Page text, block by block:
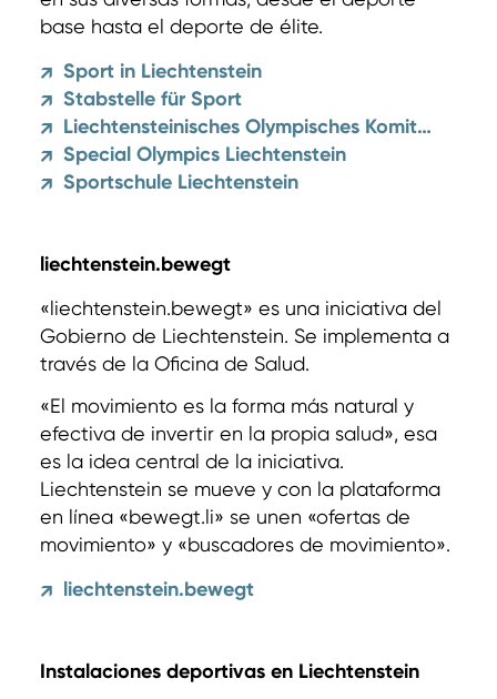
base hasta el deporte de élite.
↗ Sport in Liechtenstein
↗ Stabstelle für Sport
↗ Liechtensteinisches Olympisches Komitee
↗ Special Olympics Liechtenstein
↗ Sportschule Liechtenstein
liechtenstein.bewegt
«liechtenstein.bewegt» es una iniciativa del
Gobierno de Liechtenstein. Se implementa a
través de la Oficina de Salud.
«El movimiento es la forma más natural y
efectiva de invertir en la propia salud», esa
es la idea central de la iniciativa.
Liechtenstein se mueve y con la plataforma
en línea «bewegt.li» se unen «ofertas de
movimiento» y «buscadores de movimiento».
↗ liechtenstein.bewegt
Instalaciones deportivas en Liechtenstein